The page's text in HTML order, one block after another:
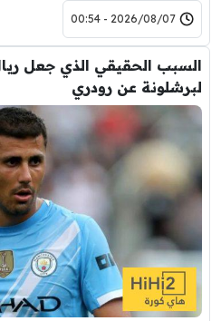
2026/08/07 - 00:54
السبب الحقيقي الذي جعل
لبرشلونة عن رودري